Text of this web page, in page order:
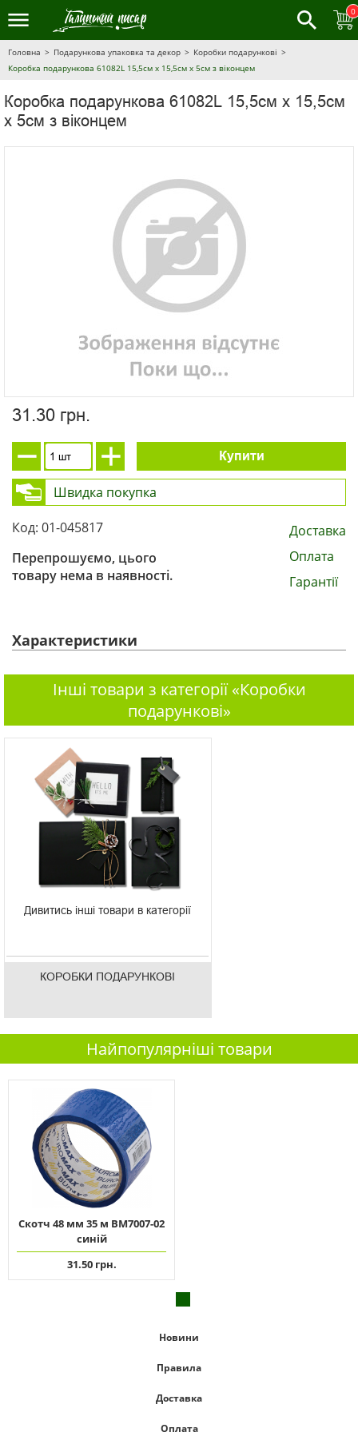
0
Головна Подарункова упаковка та декор
Коробки подарункові
Коробка подарункова 61082L 15,5см х 15,5см х 5см з віконцем
Коробка подарункова 61082L 15,5см х 15,5см
х 5см з віконцем
31.30 грн.
Купити
Швидка покупка
Код: 01-045817
Перепрошуємо, цього
товару нема в наявності.
Доставка
Оплата
Гарантії
Характеристики
Інші товари з категорії «Коробки
подарункові»
Дивитись інші товари в категорії
КОРОБКИ ПОДАРУНКОВІ
Найпопулярніші товари
Скотч 48 мм 35 м ВМ7007-02
синій
31.50 грн.
Новини
Правила
Доставка
Оплата